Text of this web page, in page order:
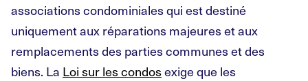
associations condominiales qui est destiné
uniquement aux réparations majeures et aux
remplacements des parties communes et des
biens. La Loi sur les condosexige que les